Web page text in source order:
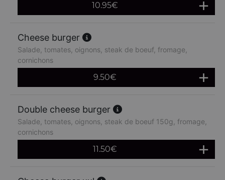
10.95€
Cheese burger
Salade, tomates, oignons, steak de boeuf, fromage,
cornichons
9.50€
Double cheese burger
Salade, tomates, oignons, steak de boeuf 150g, fromage,
cornichons
11.50€